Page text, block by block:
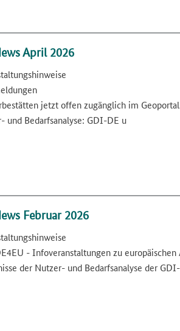
April 2026
jetzt offen zugänglich im
und Bedarfsanalyse: GDI-DE u
Februar 2026
- Infoveranstaltungen zu
der Nutzer- und Bedarfsanalyse der